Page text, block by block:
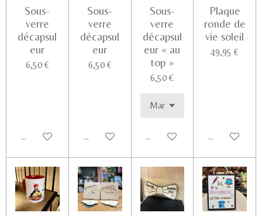
Sous-
verre
décapsul
eur
6,50 €
Ajouter au panier
Sous-
verre
décapsul
eur
6,50 €
Ajouter au panier
Sous-
verre
décapsul
eur « au
top »
6,50 €
Ajouter au panier
Plaque
ronde de
vie soleil
49,95 €
Voir les